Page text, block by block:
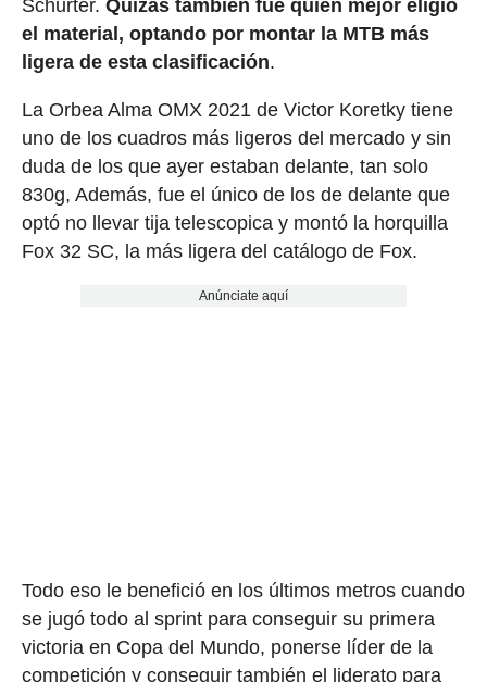
Schurter. Quizás también fue quien mejor eligió
el material, optando por montar la MTB más
ligera de esta clasificación.
La Orbea Alma OMX 2021 de Victor Koretky tiene
uno de los cuadros más ligeros del mercado y sin
duda de los que ayer estaban delante, tan solo
830g, Además, fue el único de los de delante que
optó no llevar tija telescopica y montó la horquilla
Fox 32 SC, la más ligera del catálogo de Fox.
Anúnciate aquí
Todo eso le benefició en los últimos metros cuando
se jugó todo al sprint para conseguir su primera
victoria en Copa del Mundo, ponerse líder de la
competición y conseguir también el liderato para